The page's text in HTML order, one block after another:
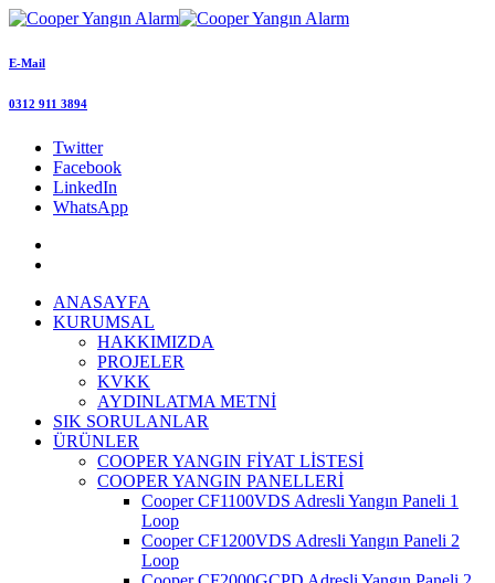
E-Mail
0312 911 3894
Twitter
Facebook
LinkedIn
WhatsApp
ANASAYFA
KURUMSAL
HAKKIMIZDA
PROJELER
KVKK
AYDINLATMA METNİ
SIK SORULANLAR
ÜRÜNLER
COOPER YANGIN FİYAT LİSTESİ
COOPER YANGIN PANELLERİ
Cooper CF1100VDS Adresli Yangın Paneli 1
Loop
Cooper CF1200VDS Adresli Yangın Paneli 2
Loop